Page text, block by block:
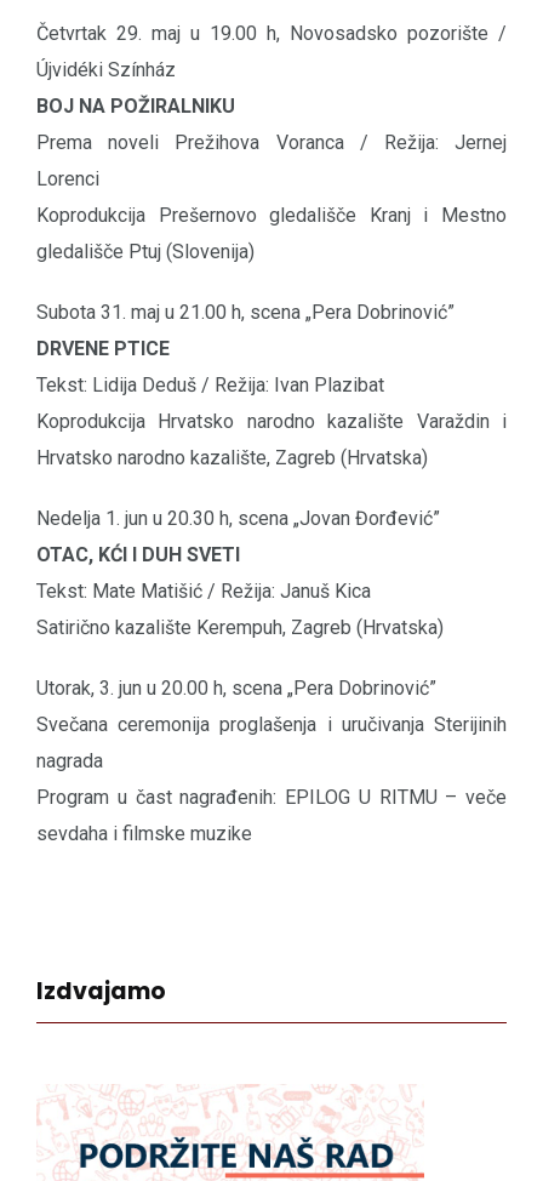
Četvrtak 29. maj u 19.00 h, Novosadsko pozorište /
Újvidéki Színház
BOJ NA POŽIRALNIKU
Prema noveli Prežihova Voranca / Režija: Jernej
Lorenci
Koprodukcija Prešernovo gledališče Kranj i Mestno
gledališče Ptuj (Slovenija)
Subota 31. maj u 21.00 h, scena „Pera Dobrinović”
DRVENE PTICE
Tekst: Lidija Deduš / Režija: Ivan Plazibat
Koprodukcija Hrvatsko narodno kazalište Varaždin i
Hrvatsko narodno kazalište, Zagreb (Hrvatska)
Nedelja 1. jun u 20.30 h, scena „Jovan Đorđević”
OTAC, KĆI I DUH SVETI
Tekst: Mate Matišić / Režija: Januš Kica
Satirično kazalište Kerempuh, Zagreb (Hrvatska)
Utorak, 3. jun u 20.00 h, scena „Pera Dobrinović”
Svečana ceremonija proglašenja i uručivanja Sterijinih
nagrada
Program u čast nagrađenih: EPILOG U RITMU – veče
sevdaha i filmske muzike
Izdvajamo